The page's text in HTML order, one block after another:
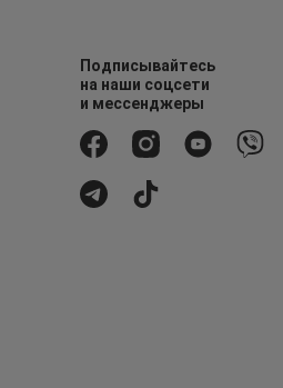
Подписывайтесь
на наши соцсети
и мессенджеры